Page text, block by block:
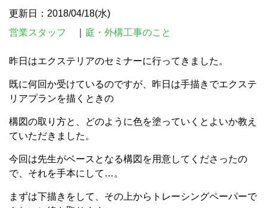
更新日：2018/04/18(水)
営業スタッフ
庭・外構工事のこと
昨日はエクステリアのセミナーに行ってきました。
既に何回か受けているのですが、昨日は手描きでエクステ
リアプランを描くときの
構図の取り方と、
どのように色を塗っていくとよいか教え
ていただきました。
今回は先生がベースとなる構図を用意してくださったの
で、それを手本にして…。
まずは下描きをして、その上からトレーシングペーパーで